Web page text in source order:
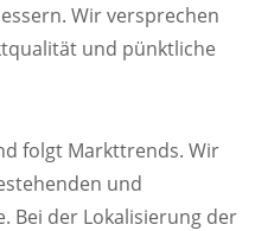
Wir versprechen
und pünktliche
folgt Markttrends. Wir
und
Bei der Lokalisierung der